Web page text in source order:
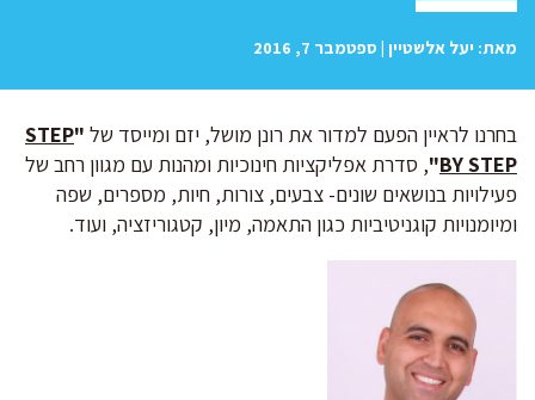
מאת: יעל אלשטיין | ספטמבר 7, 2016
בחרנו לראיין הפעם למדור את רונן מושל, יזם ומייסד של "
STEP
BY STEP
", סדרת אפליקציות חינוכיות ומהנות עם מגוון רחב של
פעילויות בנושאים שונים- צבעים, צורות, חיות, מספרים, שפה
ומיומנויות קוגניטיביות כגון התאמה, מיון, קטגוריזציה, ועוד.